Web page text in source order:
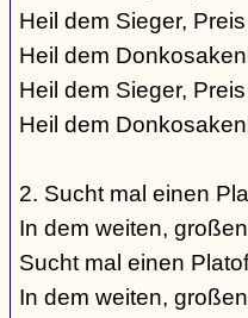
Heil dem Sieger,
Heil dem
Heil dem Sieger,
Heil dem
2. Sucht mal einen
In dem weiten,
Sucht mal einen
In dem weiten,